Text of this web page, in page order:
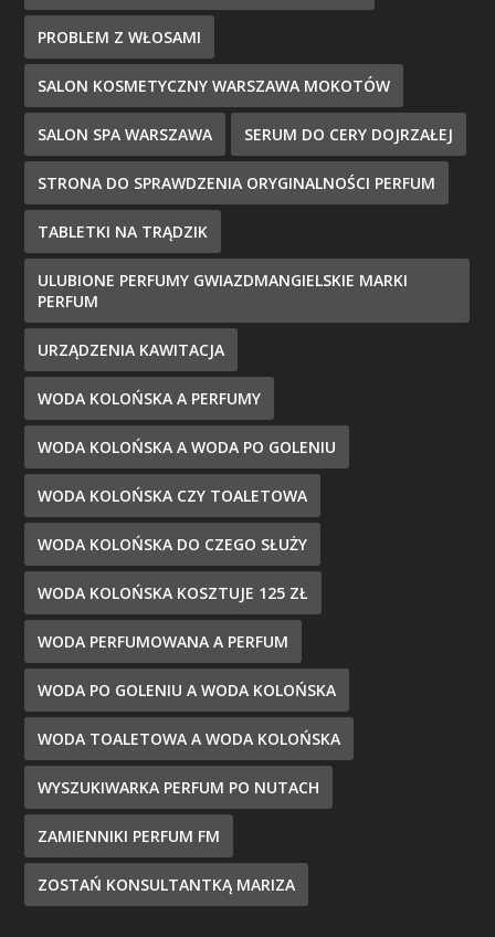
PROBLEM Z WŁOSAMI
SALON KOSMETYCZNY WARSZAWA MOKOTÓW
SALON SPA WARSZAWA SERUM DO CERY DOJRZAŁEJ
STRONA DO SPRAWDZENIA ORYGINALNOŚCI PERFUM
TABLETKI NA TRĄDZIK
ULUBIONE PERFUMY GWIAZDMANGIELSKIE MARKI
PERFUM
URZĄDZENIA KAWITACJA
WODA KOLOŃSKA A PERFUMY
WODA KOLOŃSKA A WODA PO GOLENIU
WODA KOLOŃSKA CZY TOALETOWA
WODA KOLOŃSKA DO CZEGO SŁUŻY
WODA KOLOŃSKA KOSZTUJE 125 ZŁ
WODA PERFUMOWANA A PERFUM
WODA PO GOLENIU A WODA KOLOŃSKA
WODA TOALETOWA A WODA KOLOŃSKA
WYSZUKIWARKA PERFUM PO NUTACH
ZAMIENNIKI PERFUM FM
ZOSTAŃ KONSULTANTKĄ MARIZA